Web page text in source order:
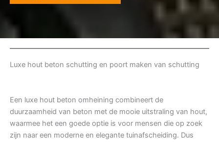
Luxe hout beton schutting en poort maken van schutting
Een luxe hout beton omheining combineert de
duurzaamheid van beton met de mooie uitstraling van hout,
waarmee het een goede optie is voor mensen die op zoek
zijn naar een moderne en elegante tuinafscheiding. Dus